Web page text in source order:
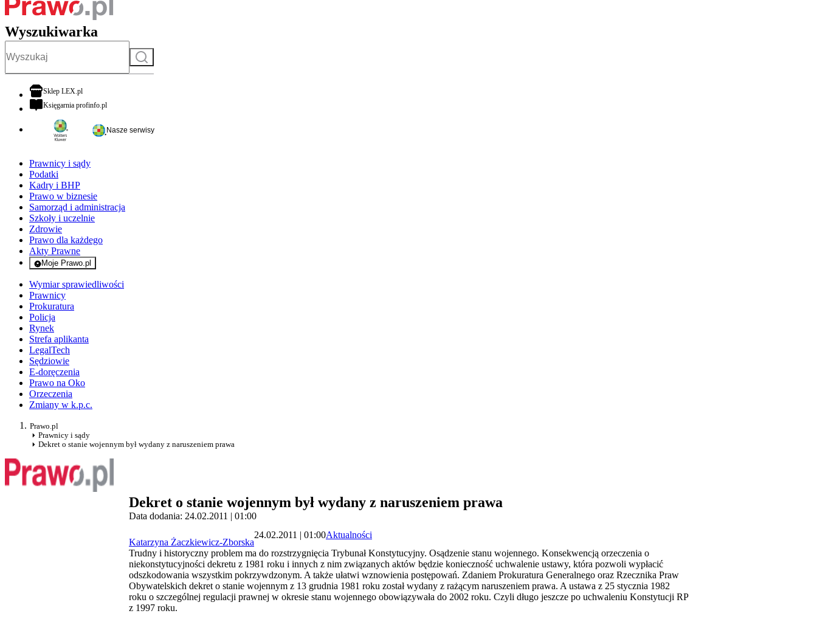
Wyszukiwarka
Szukaj
Sklep LEX.plotwiera się w nowej karcie
Księgarnia profinfo.plotwiera się w nowej karcie
Nasze serwisy
Prawnicy i sądy
Podatki
Kadry i BHP
Prawo w biznesie
Samorząd i administracja
Szkoły i uczelnie
Zdrowie
Prawo dla każdego
Akty Prawne
Moje Prawo.pl
- rejestracja i logowanie do serwisu
Wymiar sprawiedliwości
Prawnicy
Prokuratura
Policja
Rynek
Strefa aplikanta
LegalTech
Sędziowie
E-doręczenia
Prawo na Oko
Orzeczenia
Zmiany w k.p.c.
Prawo.pl
Prawnicy i sądy
Dekret o stanie wojennym był wydany z naruszeniem prawa
Dekret o stanie wojennym był wydany z naruszeniem prawa
Data dodania: 24.02.2011 | 01:00
Katarzyna Żaczkiewicz-Zborska
24.02.2011 | 01:00Aktualności
Trudny i historyczny problem ma do rozstrzygnięcia Trybunał Konstytucyjny. Osądzenie stanu wojennego. Konsekwencją orzeczenia o
niekonstytucyjności dekretu z 1981 roku i innych z nim związanych aktów będzie konieczność uchwalenie ustawy, która pozwoli wypłacić
odszkodowania wszystkim pokrzywdzonym. A także ułatwi wznowienia postępowań. Zdaniem Prokuratura Generalnego oraz Rzecznika Praw
Obywatelskich dekret o stanie wojennym z 13 grudnia 1981 roku został wydany z rażącym naruszeniem prawa. A ustawa z 25 stycznia 1982
roku o szczególnej regulacji prawnej w okresie stanu wojennego obowiązywała do 2002 roku. Czyli długo jeszcze po uchwaleniu Konstytucji RP
z 1997 roku.